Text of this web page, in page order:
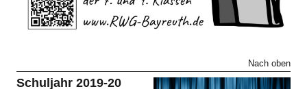
Nach oben
Schuljahr 2019-20